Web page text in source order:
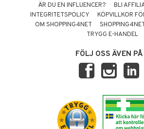
ÄR DU EN INFLUENCER?
BLI
INTEGRITETSPOLICY
KÖPVILLKOR
OM SHOPPING4NET
TRYGG E-HANDEL
FÖLJ OSS ÄVEN PÅ